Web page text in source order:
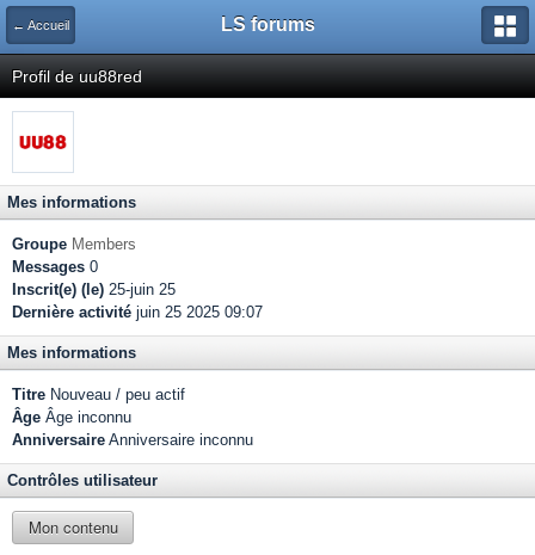
← Accueil LS forums
Profil de uu88red
Mes informations
Groupe Members
Messages 0
Inscrit(e) (le) 25-juin 25
Dernière activité juin 25 2025 09:07
Mes informations
Titre Nouveau / peu actif
Âge Âge inconnu
Anniversaire Anniversaire inconnu
Contrôles utilisateur
Mon contenu